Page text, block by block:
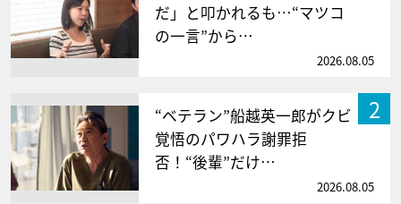
だ」と叩かれるも…“マツコ
の一言”から…
2026.08.05
2
“ベテラン”船越英一郎がクビ
覚悟のパワハラ謝罪拒
否！“後輩”だけ…
2026.08.05